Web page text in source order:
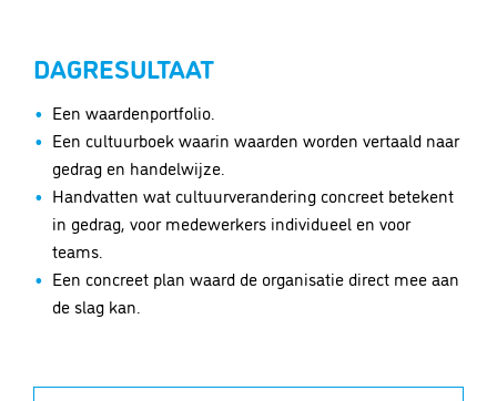
DAGRESULTAAT
Een waardenportfolio.
Een cultuurboek waarin waarden worden vertaald naar
gedrag en handelwijze.
Handvatten wat cultuurverandering concreet betekent
in gedrag, voor medewerkers individueel en voor
teams.
Een concreet plan waard de organisatie direct mee aan
de slag kan.